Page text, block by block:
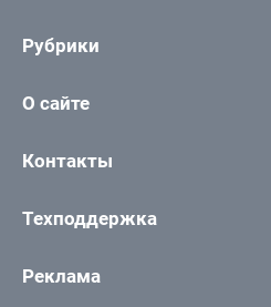
Рубрики
О сайте
Контакты
Техподдержка
Реклама